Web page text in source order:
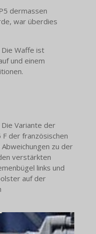
dermassen
war überdies
Waffe ist
und einem
Variante der
der französischen
zu der
verstärkten
links und
auf der